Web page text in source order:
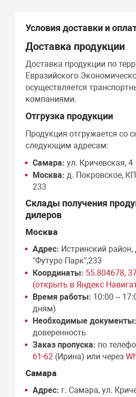
Условия доставки и
Доставка продукции
Доставка продукции по
Евразийского
осуществляется
компаниями.
Отгрузка продукции
Продукция отгружается со
следующим адресам:
Самара: ул. Кричевская, 4
Москва: д. Покровское,
233
Склады получения
дилеров
Москва
Адрес: Истринский
"Футуро Парк",233
Координаты: 55.804678,
(открыть в Яндекс
Время работы: 10:00 –
дням)
Необходимые документы:
доверенность
Заказ пропуска: по
61-62 (Ирина) или через
Самара
Адрес: г. Самара, ул.